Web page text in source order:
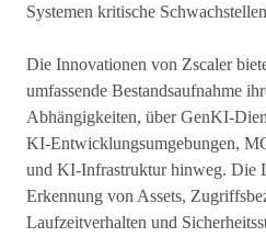
Systemen kritische
Die Innovationen von Zscaler
umfassende Bestandsaufnahme
Abhängigkeiten, über GenKI-
KI-Entwicklungsumgebungen,
und KI-Infrastruktur hinweg. Die
Erkennung von Assets,
Laufzeitverhalten und